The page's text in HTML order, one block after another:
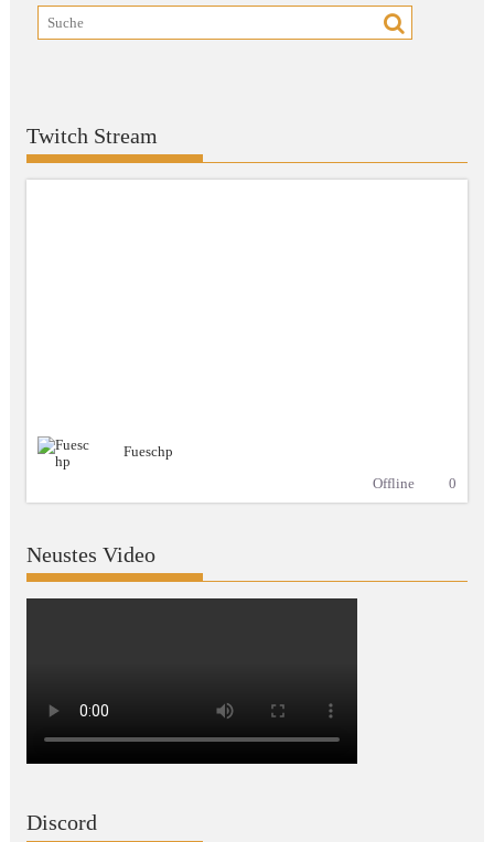
Twitch Stream
Fueschp
Offline
0
Neustes Video
Discord